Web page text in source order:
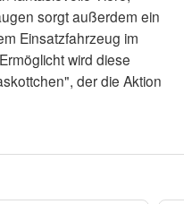
sorgt außerdem ein
Einsatzfahrzeug im
wird diese
der die Aktion